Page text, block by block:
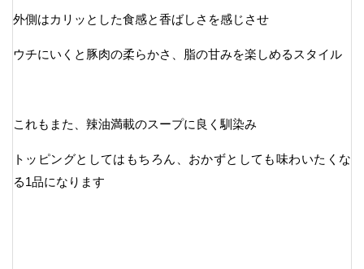
外側はカリッとした食感と香ばしさを感じさせ
ウチにいくと豚肉の柔らかさ、脂の甘みを楽しめるスタイル
これもまた、辣油満載のスープに良く馴染み
トッピングとしてはもちろん、おかずとしても味わいたくな
る1品になります